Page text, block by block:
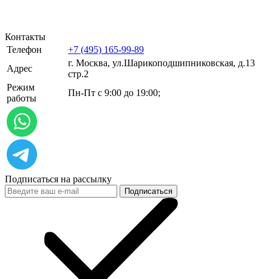
Контакты
Телефон
+7 (495) 165-99-89
Адрес
г. Москва, ул.​​Шарикоподшипниковская, д.13
стр.2
Режим
работы
Пн-Пт с 9:00 до 19:00;
Подписаться на рассылку
Подписаться